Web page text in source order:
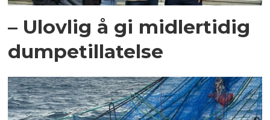
– Ulovlig å gi midlertidig
dumpetillatelse